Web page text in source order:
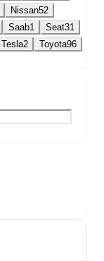
Nissan52
Saab1 Seat31
Tesla2 Toyota96